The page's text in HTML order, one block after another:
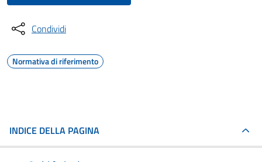
Condividi
Normativa di riferimento
INDICE DELLA PAGINA